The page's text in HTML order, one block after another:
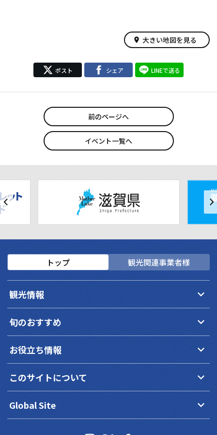
place 大きい地図を見る
ポスト シェア LINEで送る
前のページへ
イベント一覧へ
トップ 観光関連事業者様
観光情報 keyboard_arrow_down
旬のおすすめ keyboard_arrow_down
お役立ち情報 keyboard_arrow_down
このサイトについて keyboard_arrow_down
Global Site keyboard_arrow_down